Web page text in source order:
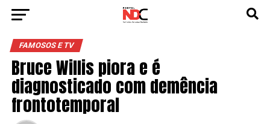
FAMOSOS E TV
Bruce Willis piora e é
diagnosticado com demência
frontotemporal